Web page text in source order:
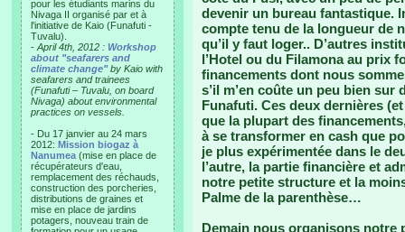
pour les étudiants marins du
Nivaga II organisé par et à
l'initiative de Kaio (Funafuti -
Tuvalu).
- April 4th, 2012 : Workshop
about "seafarers and
climate change"by Kaio with
seafarers and trainees
(Funafuti – Tuvalu, on board
Nivaga) about environmental
practices on vessels.
- Du 17 janvier au 24 mars
2012: Mission biogaz à
Nanumea (mise en place de
récupérateurs d'eau,
remplacement des réchauds,
construction des porcheries,
distributions de graines et
mise en place de jardins
potagers, nouveau train de
devenir un bureau fantastique.
compte tenu de la longueur de
qu’il y faut loger.. D’autres
l’Hotel ou du Filamona au prix
financements dont nous
s’il m’en coûte un peu bien
Funafuti. Ces deux dernières
que la plupart des
à se transformer en cash que
je plus expérimentée dans le
l’autre, la partie financière et
notre petite structure et la
Palme de la parenthèse…
Demain nous organisons notre